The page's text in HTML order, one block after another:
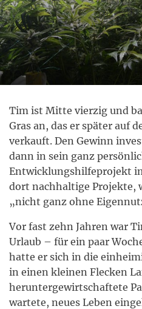
Tim ist Mitte vierzig und
Gras an, das er später auf
verkauft. Den Gewinn
dann in sein ganz
Entwicklungshilfeprojekt
dort nachhaltige Projekte,
„nicht ganz ohne
Vor fast zehn Jahren war
Urlaub – für ein paar
hatte er sich in die
in einen kleinen Flecken
heruntergewirtschaftete
wartete, neues Leben